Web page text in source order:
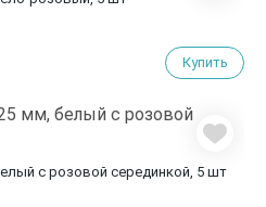
Купить
с розовой серединкой, 5 шт